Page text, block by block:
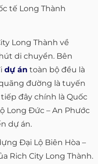
tế Long Thành
Long Thành về
di chuyển. Bên
dự án toàn bộ đều là
đường là tuyến
tiếp đây chính là Quốc
Long Đức – An Phước
dự án.
Đại Lộ Biên Hòa –
Rich City Long Thành.